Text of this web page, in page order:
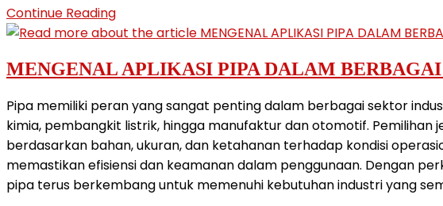
Continue ReadingDISTRIBUTOR
PIPA
PACITAN
TIMUR
MENGENAL APLIKASI PIPA DALAM
Pipa memiliki peran yang sangat penting dalam berbagai sektor
kimia, pembangkit listrik, hingga manufaktur dan otomotif. Pemilihan
berdasarkan bahan, ukuran, dan ketahanan terhadap kondisi
memastikan efisiensi dan keamanan dalam penggunaan. Dengan
pipa terus berkembang untuk memenuhi kebutuhan industri yang